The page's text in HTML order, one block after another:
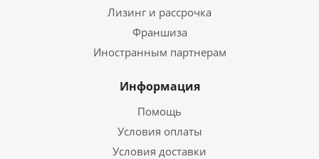
Лизинг и рассрочка
Франшиза
Иностранным партнерам
Информация
Помощь
Условия оплаты
Условия доставки